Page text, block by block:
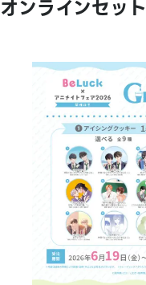
オンラインセット